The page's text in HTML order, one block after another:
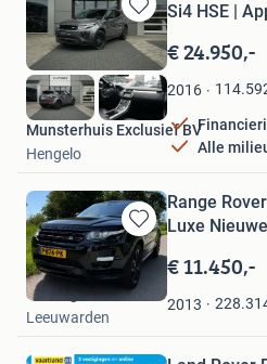
Bewaren
in
Favorieten
Si4 HSE |
€ 24.950,-
2016
Alle
Munsterhuis Exclusief BV
Hengelo
Bewaren
in
Mijn
Favorieten
Range
Luxe
€ 11.450,-
2013
deJong
Leeuwarden